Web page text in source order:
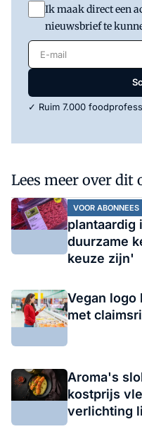
Ik maak direct een
nieuwsbrief te
E-mail
✓ Ruim 7.000
Lees meer over dit
VOOR ABONNEES
plantaardig
duurzame
keuze zijn'
Vegan
met
Aroma's
kostprijs
verlichting